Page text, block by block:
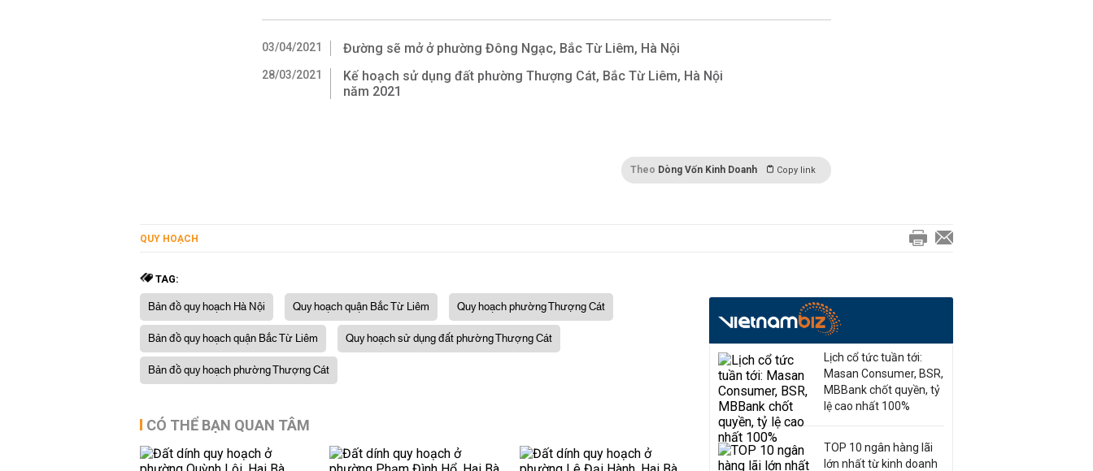
03/04/2021 Đường sẽ mở ở phường Đông Ngạc, Bắc Từ Liêm, Hà Nội
28/03/2021
Kế hoạch sử dụng đất phường Thượng Cát, Bắc Từ Liêm, Hà Nội
năm 2021
Theo Dòng Vốn Kinh Doanh Copy link
QUY HOẠCH
TAG:
Bản đồ quy hoạch Hà Nội Quy hoạch quận Bắc Từ Liêm
Quy hoạch phường Thượng Cát
Bản đồ quy hoạch quận Bắc Từ Liêm
Quy hoạch sử dụng đất phường Thượng Cát
Bản đồ quy hoạch phường Thượng Cát
CÓ THỂ BẠN QUAN TÂM
Lịch cổ tức tuần tới:
Masan Consumer, BSR,
MBBank chốt quyền, tỷ
lệ cao nhất 100%
TOP 10 ngân hàng lãi
lớn nhất từ kinh doanh